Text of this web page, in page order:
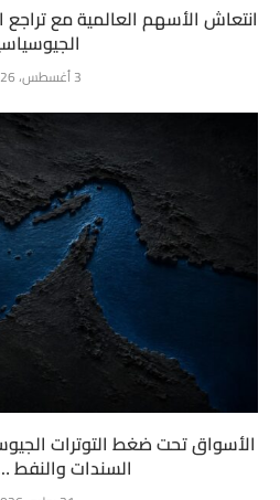
انتعاش الأسهم العالمية مع
3 أغسطس، 2026
الأسواق تحت ضغط التوترات
السندات والنفط